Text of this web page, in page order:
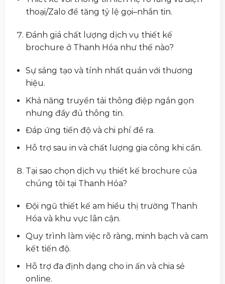
thoại/Zalo để tăng tỷ lệ gọi–nhắn tin.
Đánh giá chất lượng dịch vụ thiết kế
brochure ở Thanh Hóa như thế nào?
Sự sáng tạo và tính nhất quán với thương
hiệu.
Khả năng truyền tải thông điệp ngắn gọn
nhưng đầy đủ thông tin.
Đáp ứng tiến độ và chi phí đề ra.
Hỗ trợ sau in và chất lượng gia công khi cần.
Tại sao chọn dịch vụ thiết kế brochure của
chúng tôi tại Thanh Hóa?
Đội ngũ thiết kế am hiểu thị trường Thanh
Hóa và khu vực lân cận.
Quy trình làm việc rõ ràng, minh bạch và cam
kết tiến độ.
Hỗ trợ đa định dạng cho in ấn và chia sẻ
online.